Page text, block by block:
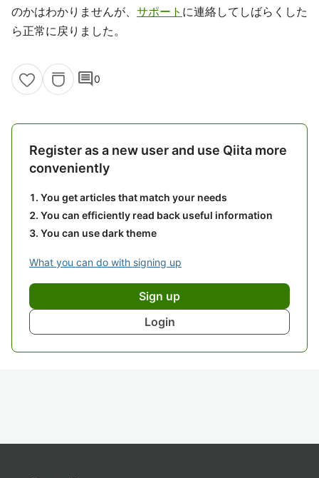
のかはわかりませんが、 サポート に連絡してしばらくした
ら正常に戻りました。
comment0
Register as a new user and use Qiita more
conveniently
You get articles that match your needs
You can efficiently read back useful information
You can use dark theme
What you can do with signing up
Sign up
Login